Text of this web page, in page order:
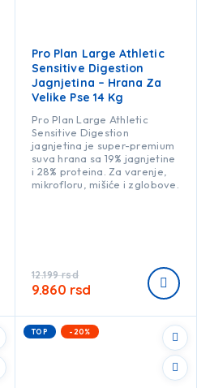
Pro Plan Large Athletic
Sensitive Digestion
Jagnjetina – Hrana Za
Velike Pse 14 Kg
Pro Plan Large Athletic
Sensitive Digestion
jagnjetina je super-premium
suva hrana sa 19% jagnjetine
i 28% proteina. Za varenje,
mikrofloru, mišiće i zglobove.
12.199rsd
9.860 rsd
TOP -20%